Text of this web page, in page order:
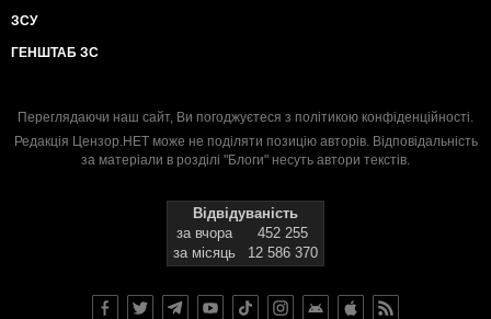
ЗСУ
ГЕНШТАБ ЗС
Переглядаючи наш сайт, Ви погоджуєтеся з політикою конфіденційності.
Редакція Цензор.НЕТ може не поділяти позицію авторів. Відповідальність
за матеріали в розділі "Блоги" несуть автори текстів.
Відвідуваність
за вчора
452 255
за місяць
12 586 370